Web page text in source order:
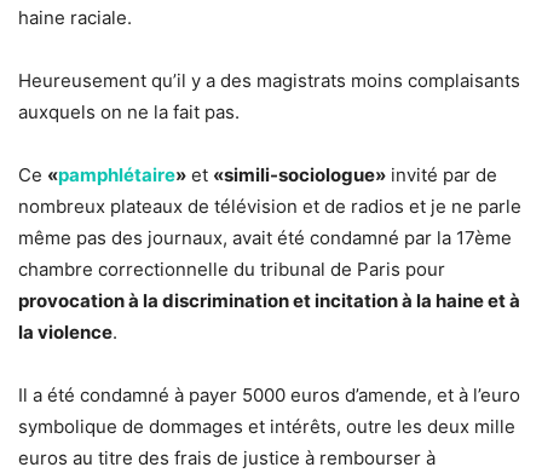
haine raciale.
Heureusement qu’il y a des magistrats moins complaisants
auxquels on ne la fait pas.
Ce «pamphlétaire» et «simili-sociologue» invité par de
nombreux plateaux de télévision et de radios et je ne parle
même pas des journaux, avait été condamné par la 17ème
chambre correctionnelle du tribunal de Paris pour
provocation à la discrimination et incitation à la haine et à
la violence.
Il a été condamné à payer 5000 euros d’amende, et à l’euro
symbolique de dommages et intérêts, outre les deux mille
euros au titre des frais de justice à rembourser à